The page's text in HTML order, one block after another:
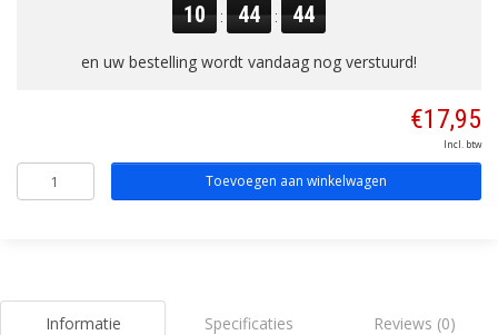
10 : 44 : 43
en uw bestelling wordt vandaag nog verstuurd!
€17,95
Incl. btw
Toevoegen aan winkelwagen
Informatie Specificaties Reviews (0)